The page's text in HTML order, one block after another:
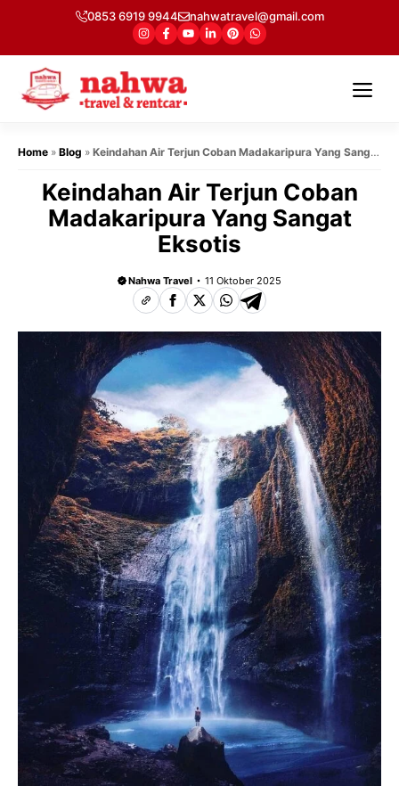
isi
0853 6919 9944 nahwatravel@gmail.com
Home » Blog » Keindahan Air Terjun Coban Madakaripura Yang Sangat
Keindahan Air Terjun Coban
Madakaripura Yang Sangat
Eksotis
Nahwa Travel 11 Oktober 2025